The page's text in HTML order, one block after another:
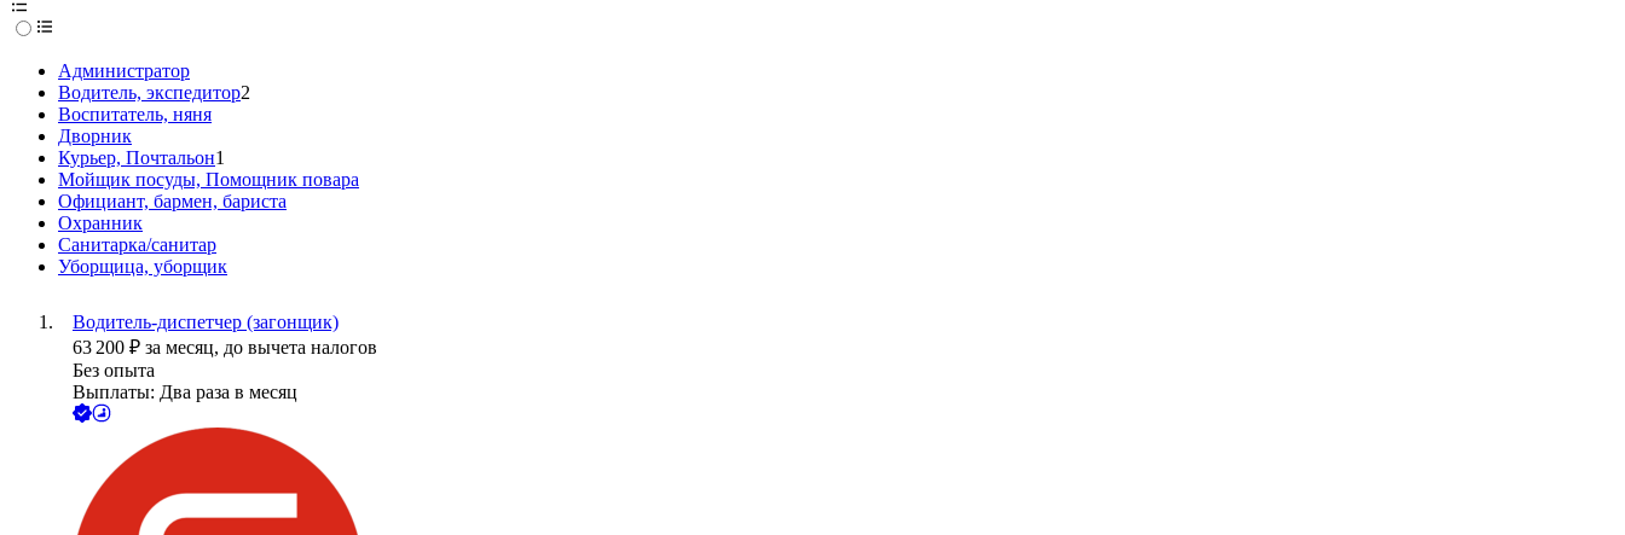
Администратор
Водитель, экспедитор2
Воспитатель, няня
Дворник
Курьер, Почтальон1
Мойщик посуды, Помощник повара
Официант, бармен, бариста
Охранник
Санитарка/санитар
Уборщица, уборщик
Водитель-диспетчер (загонщик)
63 200 ₽ за месяц, до вычета налогов
Без опыта
Выплаты: Два раза в месяц